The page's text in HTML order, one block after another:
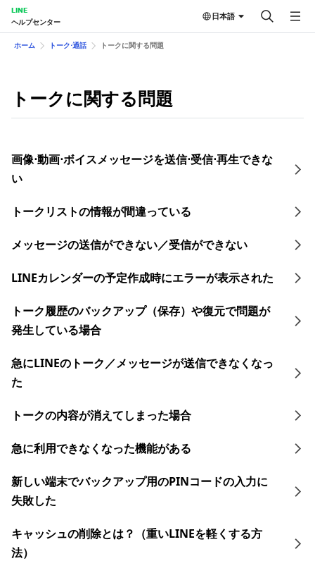
LINE
ヘルプセンター
日本語
ホーム トーク⋅通話 トークに関する問題
トークに関する問題
画像⋅動画⋅ボイスメッセージを送信⋅受信⋅再生できな
い
トークリストの情報が間違っている
メッセージの送信ができない／受信ができない
LINEカレンダーの予定作成時にエラーが表示された
トーク履歴のバックアップ（保存）や復元で問題が
発生している場合
急にLINEのトーク／メッセージが送信できなくなっ
た
トークの内容が消えてしまった場合
急に利用できなくなった機能がある
新しい端末でバックアップ用のPINコードの入力に
失敗した
キャッシュの削除とは？（重いLINEを軽くする方
法）